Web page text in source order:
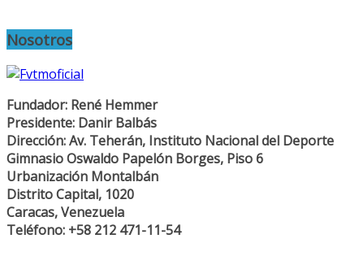
Nosotros
Fundador: René Hemmer
Presidente: Danir Balbás
Dirección: Av. Teherán, Instituto Nacional del Deporte
Gimnasio Oswaldo Papelón Borges, Piso 6
Urbanización Montalbán
Distrito Capital, 1020
Caracas, Venezuela
Teléfono: +58 212 471-11-54